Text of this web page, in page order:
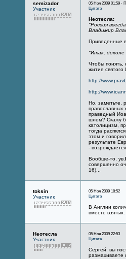
semizador
Участник
05 Ноя 2009 01:59 ·
Цитата
Неотесла:
"Россия
Владимир
Приведенные
"Итак, доколе
Чтобы понять,
житие святого
http://
http://
Но, заметьте,
православных
праведный
шлем? Скажу
католицизм,
тогда
этом и
результате
-
Вообще-то, ув.
совершенно
16)...
toksin
Участник
05 Ноя 2009 18:52
Цитата
В Англии
вместе
Неотесла
Участник
05 Ноя 2009 22:53
Цитата
Сергей, вы
размахиваете